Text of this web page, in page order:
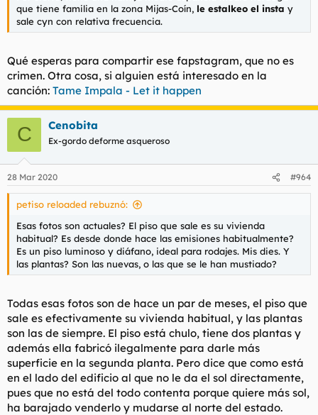
que tiene familia en la zona Mijas-Coín, le estalkeo el insta y
sale cyn con relativa frecuencia.
Qué esperas para compartir ese fapstagram, que no es
crimen. Otra cosa, si alguien está interesado en la
canción: Tame Impala - Let it happen
C Cenobita
Ex-gordo deforme asqueroso
28 Mar 2020 #964
petiso reloaded rebuznó:
Esas fotos son actuales? El piso que sale es su vivienda
habitual? Es desde donde hace las emisiones habitualmente?
Es un piso luminoso y diáfano, ideal para rodajes. Mis dies. Y
las plantas? Son las nuevas, o las que se le han mustiado?
Todas esas fotos son de hace un par de meses, el piso que
sale es efectivamente su vivienda habitual, y las plantas
son las de siempre. El piso está chulo, tiene dos plantas y
además ella fabricó ilegalmente para darle más
superficie en la segunda planta. Pero dice que como está
en el lado del edificio al que no le da el sol directamente,
pues que no está del todo contenta porque quiere más sol,
ha barajado venderlo y mudarse al norte del estado.